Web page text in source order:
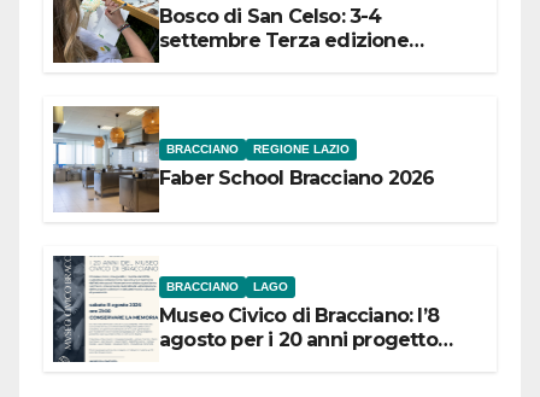
Bosco di San Celso: 3-4
settembre Terza edizione
BRACCIANO REGIONE LAZIO
Faber School Bracciano 2026
BRACCIANO LAGO
Museo Civico di Bracciano: l’8
agosto per i 20 anni progetto